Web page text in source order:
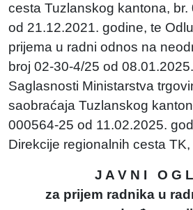
cesta Tuzlanskog kantona, br.
od 21.12.2021. godine, te
prijema u radni odnos na
broj 02-30-4/25 od
Saglasnosti Ministarstva
saobraćaja Tuzlanskog
000564-25 od 11.02.2025.
Direkcije regionalnih cesta
J A V N I O G
za prijem radnika u